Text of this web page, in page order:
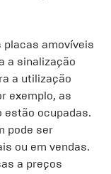
amovíveis
a sinalização
a utilização
exemplo, as
estão ocupadas.
pode ser
ou em vendas.
a preços